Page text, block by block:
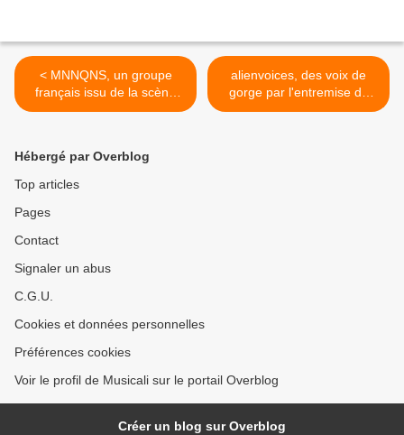
< MNNQNS, un groupe
français issu de la scène
indé rouennaise avec son
alienvoices, des voix de
gorge par l'entremise de
kolja simon et de felix
Hébergé par Overblog
Top articles
Pages
Contact
Signaler un abus
C.G.U.
Cookies et données personnelles
Préférences cookies
Voir le profil de Musicali sur le portail Overblog
Créer un blog sur Overblog